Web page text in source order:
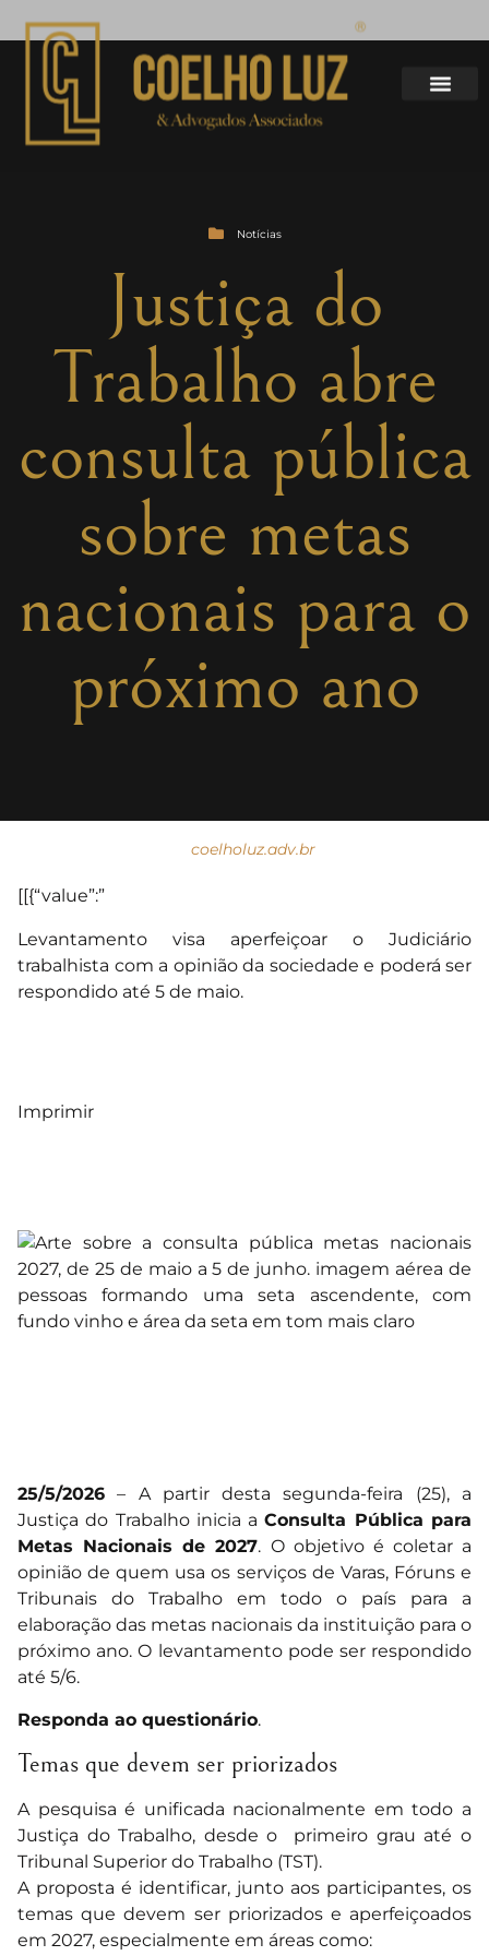
Notícias
Justiça do
Trabalho abre
consulta pública
sobre metas
nacionais para o
próximo ano
coelholuz.adv.br
[[{“value”:”
Levantamento visa aperfeiçoar o Judiciário
trabalhista com a opinião da sociedade e poderá ser
respondido até 5 de maio.
Imprimir
25/5/2026 – A partir desta segunda-feira (25), a
Justiça do Trabalho inicia aConsulta Pública para
Metas Nacionais de 2027. O objetivo é coletar a
opinião de quem usa os serviços de Varas, Fóruns e
Tribunais do Trabalho em todo o país para a
elaboração das metas nacionais da instituição para o
próximo ano. O levantamento pode ser respondido
até 5/6.
Responda ao questionário.
Temas que devem ser priorizados
A pesquisa é unificada nacionalmente em todo a
Justiça do Trabalho, desde o primeiro grau até o
Tribunal Superior do Trabalho (TST).
A proposta é identificar, junto aos participantes, os
temas que devem ser priorizados e aperfeiçoados
em 2027, especialmente em áreas como: